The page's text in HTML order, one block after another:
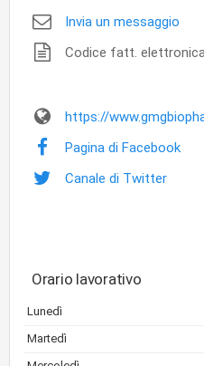
Invia un messaggio
Codice fatt. elettronica
https://
Pagina di Facebook
Canale di Twitter
Orario lavorativo
Lunedì
Martedì